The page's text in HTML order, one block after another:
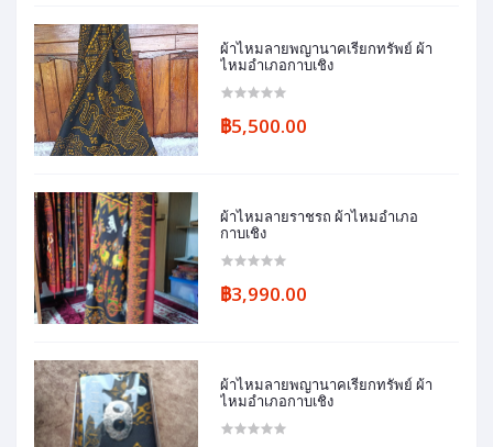
ผ้าไหมลายพญานาคเรียกทรัพย์ ผ้า
ไหมอำเภอกาบเชิง
฿5,500.00
ผ้าไหมลายราชรถ ผ้าไหมอำเภอ
กาบเชิง
฿3,990.00
ผ้าไหมลายพญานาคเรียกทรัพย์ ผ้า
ไหมอำเภอกาบเชิง